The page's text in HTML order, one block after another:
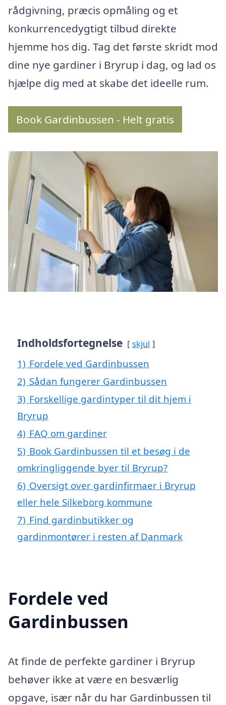
rådgivning, præcis opmåling og et
konkurrencedygtigt tilbud direkte
hjemme hos dig. Tag det første skridt mod
dine nye gardiner i Bryrup i dag, og lad os
hjælpe dig med at skabe det ideelle rum.
Book Gardinbussen - Helt gratis
Indholdsfortegnelse skjul
1) Fordele ved Gardinbussen
2) Sådan fungerer Gardinbussen
3) Forskellige gardintyper til dit hjem i
Bryrup
4) FAQ om gardiner
5) Book Gardinbussen til et besøg i de
omkringliggende byer til Bryrup?
6) Oversigt over gardinfirmaer i Bryrup
eller hele Silkeborg kommune
7) Find gardinbutikker og
gardinmontører i resten af Danmark
Fordele ved
Gardinbussen
At finde de perfekte gardiner i Bryrup
behøver ikke at være en besværlig
opgave, især når du har Gardinbussen til